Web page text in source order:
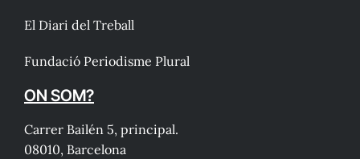
El Diari del Treball
Fundació Periodisme Plural
ON SOM?
Carrer Bailén 5, principal.
08010, Barcelona